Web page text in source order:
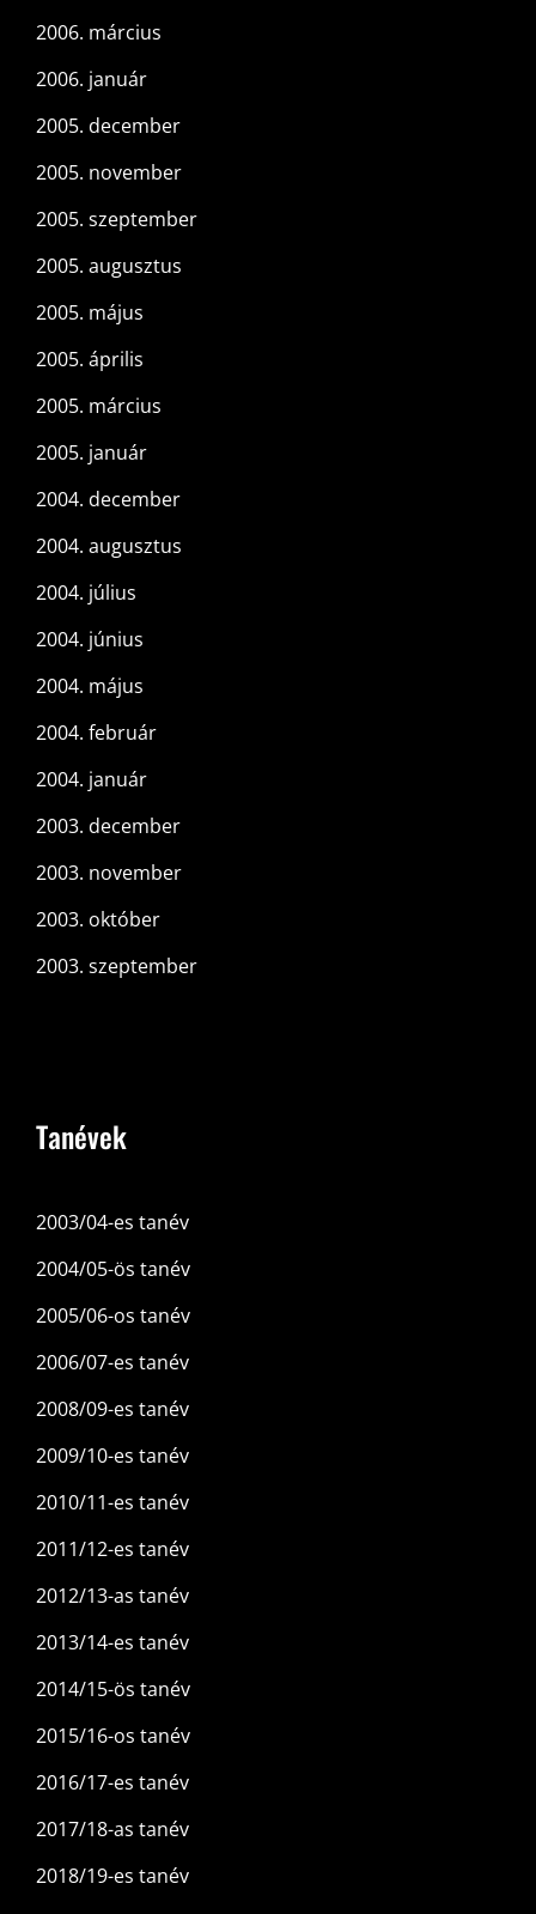
2006. március
2006. január
2005. december
2005. november
2005. szeptember
2005. augusztus
2005. május
2005. április
2005. március
2005. január
2004. december
2004. augusztus
2004. július
2004. június
2004. május
2004. február
2004. január
2003. december
2003. november
2003. október
2003. szeptember
Tanévek
2003/04-es tanév
2004/05-ös tanév
2005/06-os tanév
2006/07-es tanév
2008/09-es tanév
2009/10-es tanév
2010/11-es tanév
2011/12-es tanév
2012/13-as tanév
2013/14-es tanév
2014/15-ös tanév
2015/16-os tanév
2016/17-es tanév
2017/18-as tanév
2018/19-es tanév